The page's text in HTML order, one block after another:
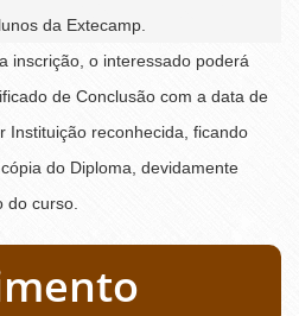
da Extecamp.
inscrição, o interessado poderá
de Conclusão com a data de
Instituição reconhecida, ficando
do Diploma, devidamente
do curso.